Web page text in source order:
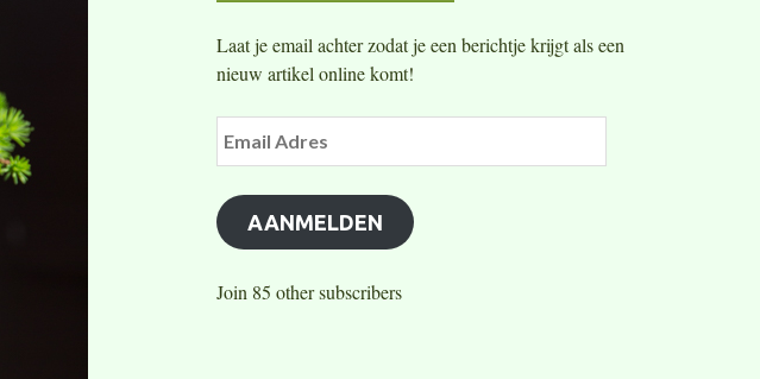
Laat je email achter zodat je een berichtje krijgt als een
nieuw artikel online komt!
AANMELDEN
Join 85 other subscribers